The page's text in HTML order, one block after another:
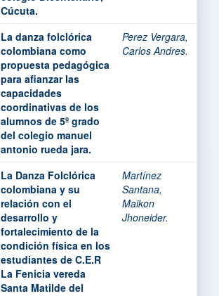
Cúcuta.
La danza folclórica
colombiana como
propuesta pedagógica
para afianzar las
capacidades
coordinativas de los
alumnos de 5º grado
del colegio manuel
antonio rueda jara.
Perez Vergara,
Carlos Andres.
La Danza Folclórica
colombiana y su
relación con el
desarrollo y
fortalecimiento de la
condición física en los
estudiantes de C.E.R
La Fenicia vereda
Santa Matilde del
Martínez
Santana,
Maikon
Jhoneider.